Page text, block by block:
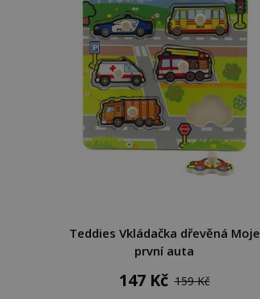
Teddies Vkládačka dřevěná Moje
první auta
147 Kč 159 Kč